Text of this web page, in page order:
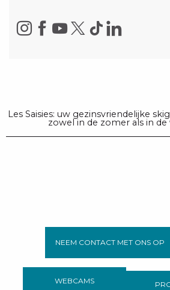
Les Saisies: uw gezinsvriendelijke
zowel in de zomer als in
NEEM CONTACT MET ONS OP
WEBCAMS